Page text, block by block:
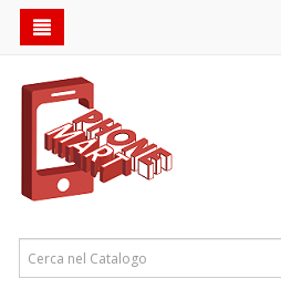
PHONE
MART.IT
Accessori
Menu
Menù
principale